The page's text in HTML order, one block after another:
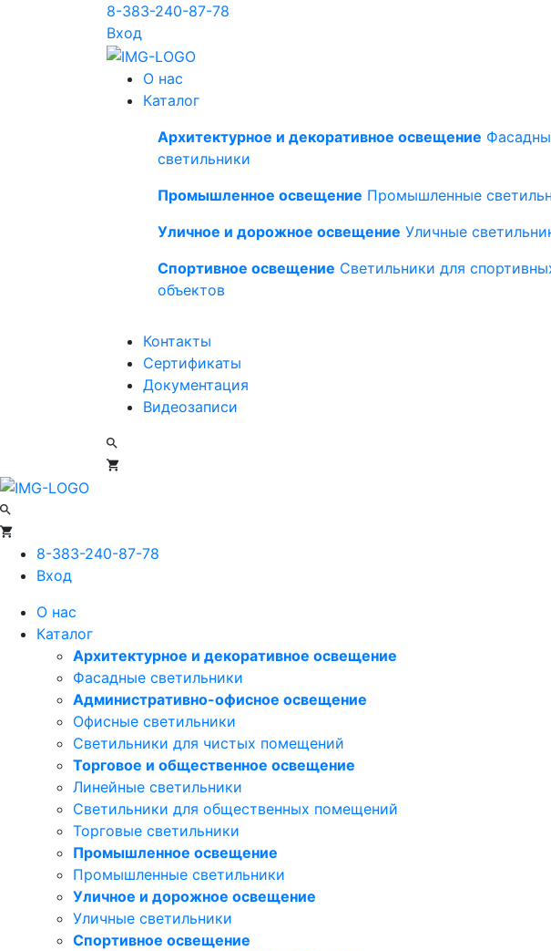
8-383-240-87-78
Вход
О нас
Каталог
Архитектурное и декоративное освещение
светильники
Промышленное освещение Промышленные
Уличное и дорожное освещение Уличные
Спортивное освещение Светильники для
объектов
Контакты
Сертификаты
Документация
Видеозаписи
8-383-240-87-78
Вход
О нас
Каталог
Архитектурное и декоративное освещение
Фасадные светильники
Административно-офисное освещение
Офисные светильники
Светильники для чистых помещений
Торговое и общественное освещение
Линейные светильники
Светильники для общественных помещений
Торговые светильники
Промышленное освещение
Промышленные светильники
Уличное и дорожное освещение
Уличные светильники
Спортивное освещение